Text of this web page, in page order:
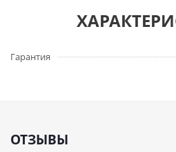
Гарантия
ОТЗЫВЫ